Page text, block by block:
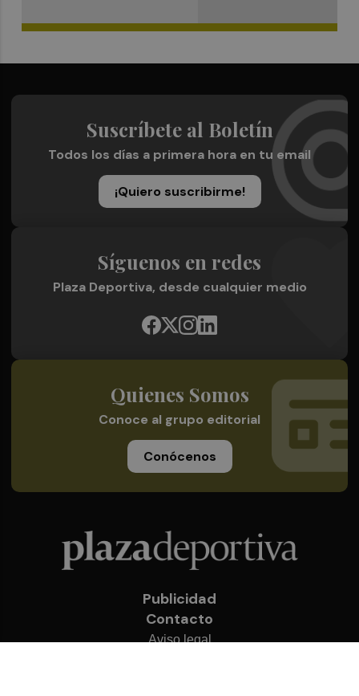
Suscríbete al Boletín
Todos los días a primera hora en tu email
¡Quiero suscribirme!
Síguenos en redes
Plaza Deportiva, desde cualquier medio
Quienes Somos
Conoce al grupo editorial
Conócenos
Publicidad
Contacto
Aviso legal